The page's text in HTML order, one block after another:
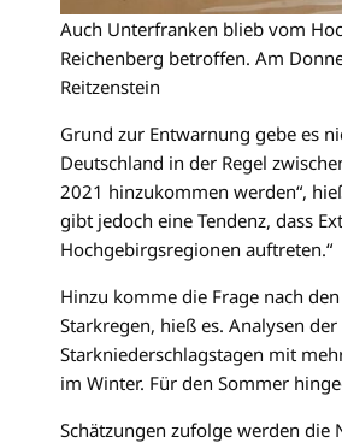
Auch Unterfranken blieb vom
Reichenberg betroffen. Am
Reitzenstein
Grund zur Entwarnung gebe es
Deutschland in der Regel
2021 hinzukommen werden“,
gibt jedoch eine Tendenz, dass
Hochgebirgsregionen auftreten.“
Hinzu komme die Frage nach
Starkregen, hieß es. Analysen
Starkniederschlagstagen mit
im Winter. Für den Sommer
Schätzungen zufolge werden die